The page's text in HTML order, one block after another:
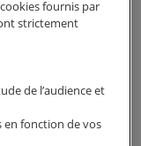
fournis par
strictement
de l’audience et
en fonction de vos